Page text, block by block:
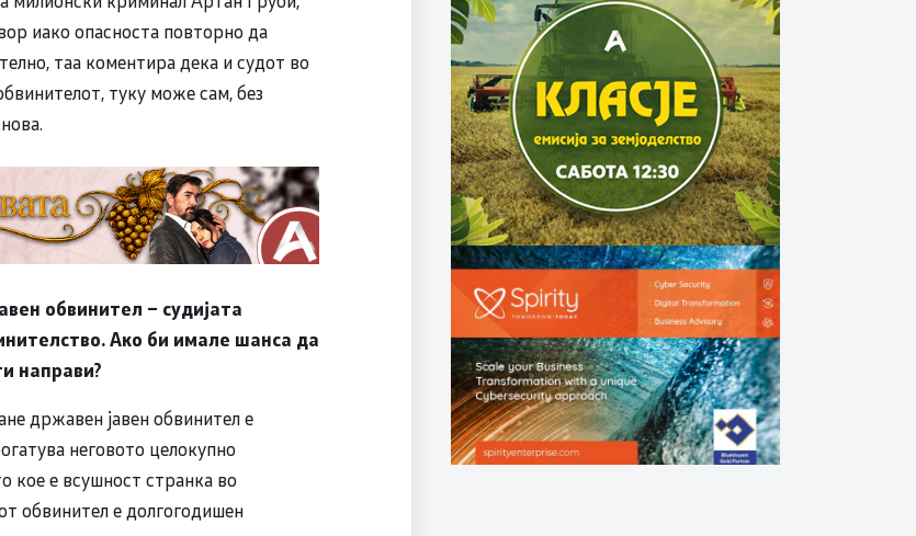
иако опасноста повторно да
таа коментира дека и судот во
туку може сам, без
обвинител – судијата
Ако би имале шанса да
направи?
државен јавен обвинител е
неговото целокупно
кое е всушност странка во
обвинител е долгогодишен